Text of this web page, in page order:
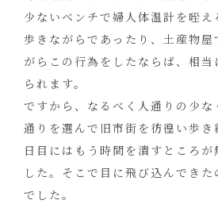
少ないベンチで婦人体温計を咥え
歩きながらであったり、土産物屋
がらこの行為をしたならば、相
られます。
ですから、なるべく人通りの少な
通りを選んで旧市街を彷徨い歩
日目にはもう時間を潰すところが
した。そこで目に飛び込んでき
でした。